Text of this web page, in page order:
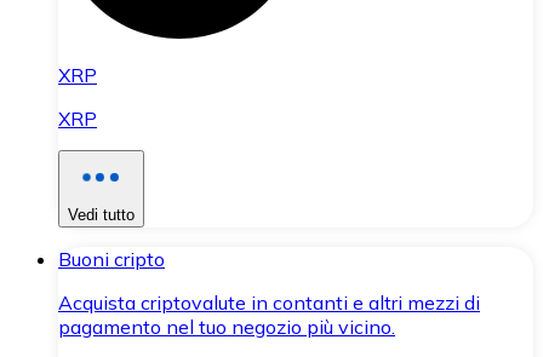
XRP
XRP
Vedi tutto
Buoni cripto
Acquista criptovalute in contanti e altri mezzi di
pagamento nel tuo negozio più vicino.